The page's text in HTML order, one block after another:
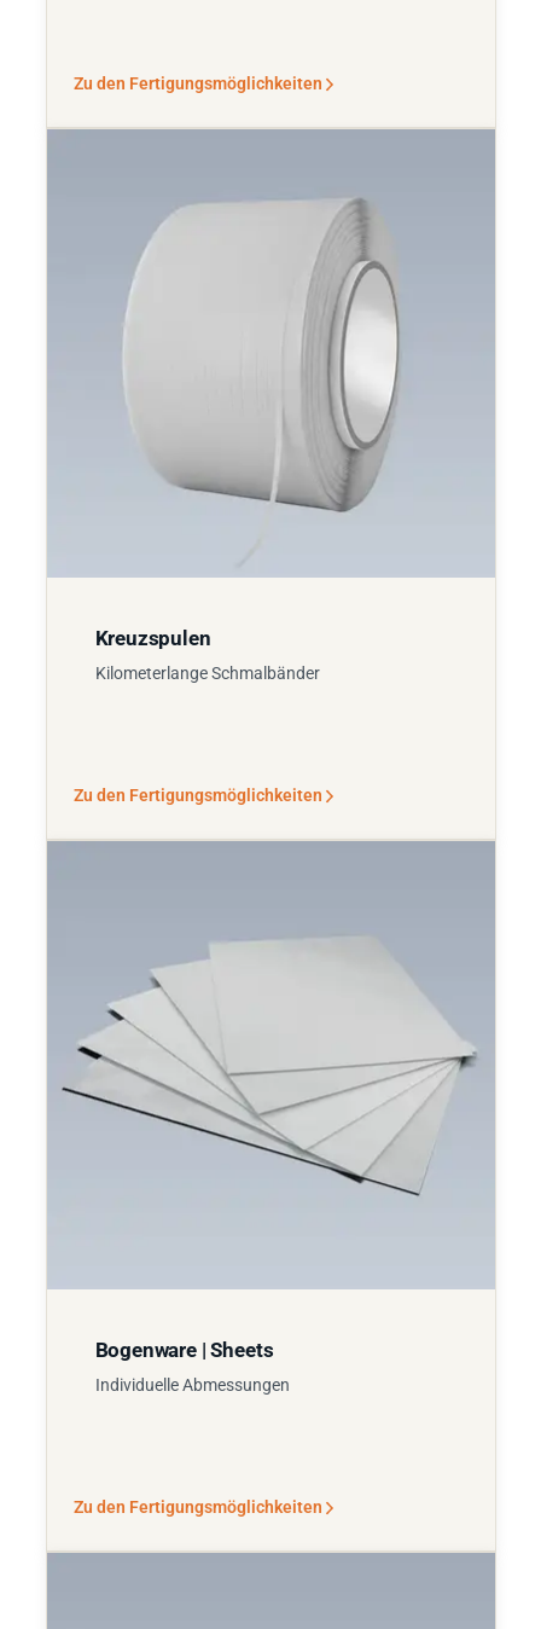
Zu den Fertigungsmöglichkeiten
Kreuzspulen
Kilometerlange Schmalbänder
Zu den Fertigungsmöglichkeiten
Bogenware | Sheets
Individuelle Abmessungen
Zu den Fertigungsmöglichkeiten